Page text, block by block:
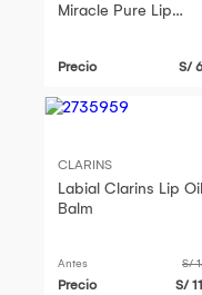
Miracle Pure Lip
Precio S/
CLARINS
Labial Clarins Lip Oil
Balm
Antes S/
Precio S/